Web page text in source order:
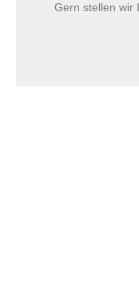
Gern stellen wir